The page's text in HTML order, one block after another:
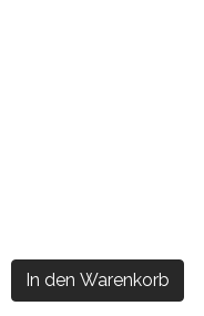
In den Warenkorb